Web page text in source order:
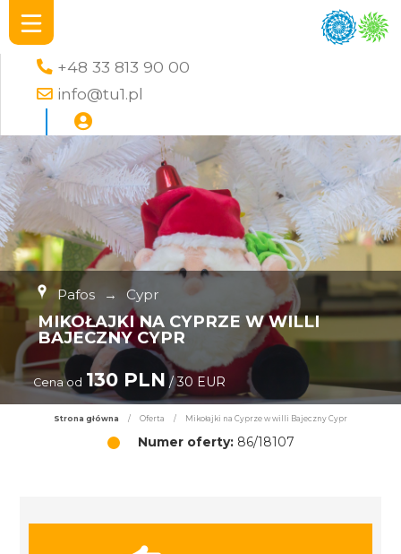
+48 33 813 90 00
info@tu1.pl
Pafos → Cypr
MIKOŁAJKI NA CYPRZE W WILLI
BAJECZNY CYPR
Cena od 130 PLN / 30 EUR
Strona główna / Oferta / Mikołajki na Cyprze w willi Bajeczny Cypr
Numer oferty:86/18107